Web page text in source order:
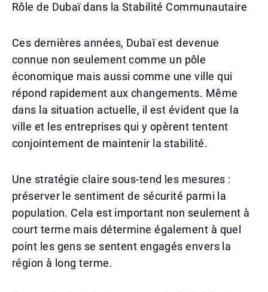
Rôle de Dubaï dans la Stabilité Communautaire
Ces dernières années, Dubaï est devenue
connue non seulement comme un pôle
économique mais aussi comme une ville qui
répond rapidement aux changements. Même
dans la situation actuelle, il est évident que la
ville et les entreprises qui y opèrent tentent
conjointement de maintenir la stabilité.
Une stratégie claire sous-tend les mesures :
préserver le sentiment de sécurité parmi la
population. Cela est important non seulement à
court terme mais détermine également à quel
point les gens se sentent engagés envers la
région à long terme.